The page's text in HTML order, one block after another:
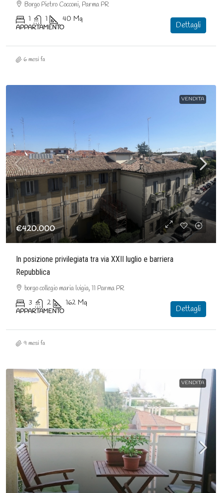
Borgo Pietro Cocconi, Parma PR
1 1 40 Mq
APPARTAMENTO Dettagli
6 mesi fa
VENDITA
€420.000
In posizione privilegiata tra via XXII luglio e barriera
Repubblica
borgo collegio maria luigia, 11 Parma PR
3 2 162 Mq
APPARTAMENTO Dettagli
9 mesi fa
VENDITA